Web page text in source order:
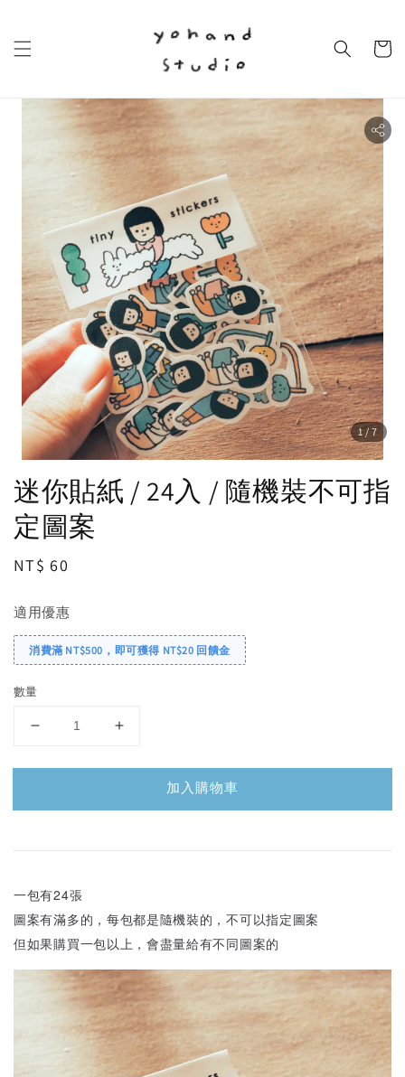
1 /7
迷你貼紙 / 24入 / 隨機裝不可指
定圖案
Regular
NT$ 60
適用優惠
消費滿 NT$500，即可獲得 NT$20 回饋金
數量
加入購物車
一包有24張
圖案有滿多的，每包都是隨機裝的，不可以指定圖案
但如果購買一包以上，會盡量給有不同圖案的